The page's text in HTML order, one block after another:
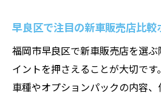
ト
納得できる新車販売パ
新車販売パックで賢く
方法
早良区で注目の新車販売店比較
福岡市早良区で新車販売店を選
イントを押さえることが大切で
車種やオプションパックの内容